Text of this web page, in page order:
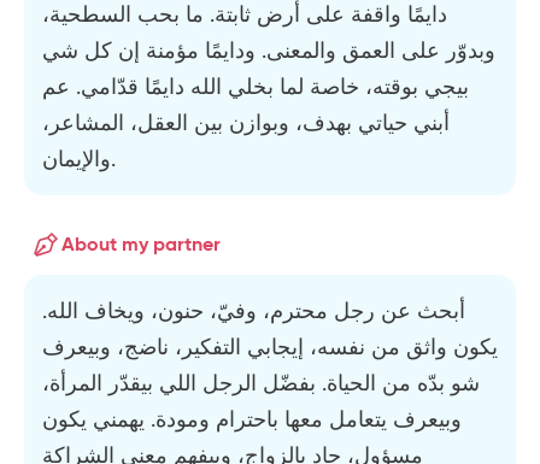
دايمًا واقفة على أرض ثابتة. ما بحب السطحية،
وبدوّر على العمق والمعنى. ودايمًا مؤمنة إن كل شي
بيجي بوقته، خاصة لما بخلي الله دايمًا قدّامي. عم
أبني حياتي بهدف، وبوازن بين العقل، المشاعر،
والإيمان.
About my partner
أبحث عن رجل محترم، وفيّ، حنون، ويخاف الله.
يكون واثق من نفسه، إيجابي التفكير، ناضج، وبيعرف
شو بدّه من الحياة. بفضّل الرجل اللي بيقدّر المرأة،
وبيعرف يتعامل معها باحترام ومودة. يهمني يكون
مسؤول، جاد بالزواج، وبيفهم معنى الشراكة